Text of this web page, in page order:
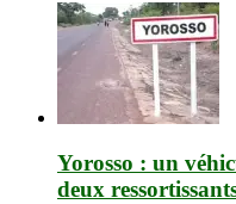
Yorosso : un
deux